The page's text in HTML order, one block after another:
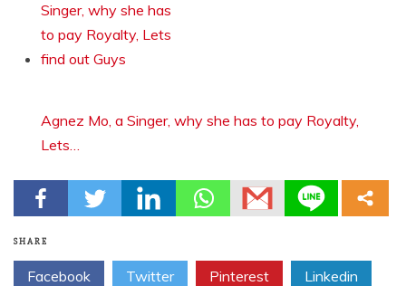
Agnez Mo, a Singer, why she has to pay Royalty,
Lets…
SHARE
Facebook Twitter Pinterest Linkedin